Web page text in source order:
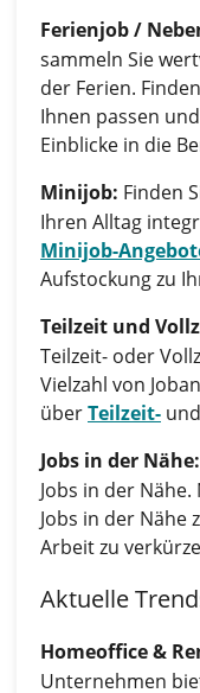
Ferienjob /
sammeln Sie
der Ferien.
Ihnen passen
Einblicke in die
Minijob: Finden
Ihren Alltag
Minijob-
Aufstockung zu
Teilzeit und
Teilzeit- oder
Vielzahl von
überTeilzeit-
Jobs in der Nähe:
Jobs in der
Jobs in der Nähe
Arbeit zu
Aktuelle
Homeoffice &
Unternehmen